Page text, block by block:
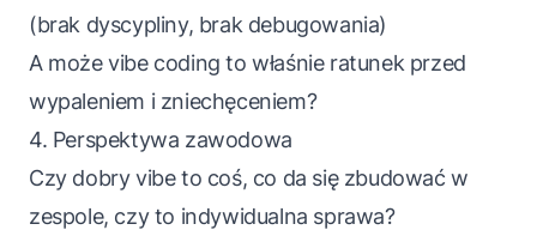
(brak dyscypliny, brak debugowania)
A może vibe coding to właśnie ratunek przed
wypaleniem i zniechęceniem?
4. Perspektywa zawodowa
Czy dobry vibe to coś, co da się zbudować w
zespole, czy to indywidualna sprawa?